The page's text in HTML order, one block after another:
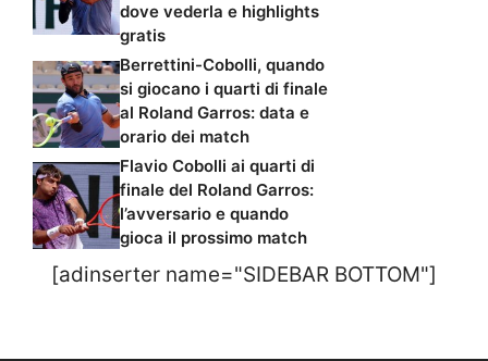
dove vederla e highlights
gratis
Berrettini-Cobolli, quando
si giocano i quarti di finale
al Roland Garros: data e
orario dei match
Flavio Cobolli ai quarti di
finale del Roland Garros:
l’avversario e quando
gioca il prossimo match
[adinserter name="SIDEBAR BOTTOM"]